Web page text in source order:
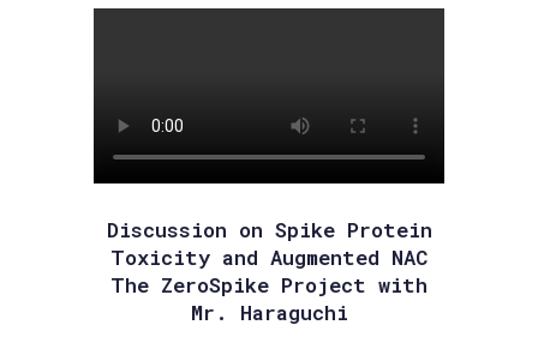
Discussion on Spike Protein
Toxicity and Augmented NAC
The ZeroSpike Project with
Mr. Haraguchi